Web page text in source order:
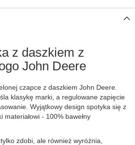
z daszkiem z
John Deere
czapce z daszkiem John Deere.
klasykę marki, a regulowane zapięcie
Wyjątkowy design spotyka się z
materiałowi - 100% bawełny
zdobi, ale również wyróżnia,